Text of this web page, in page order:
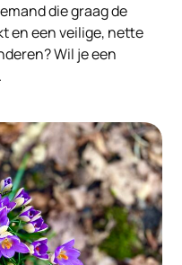
die graag de
en een veilige, nette
Wil je een